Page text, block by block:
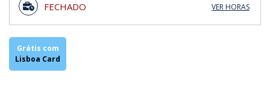
FECHADO
VER HORAS
Terça-Feira
Quarta-Feira
Quinta-Feira
Grátis com
Lisboa Card